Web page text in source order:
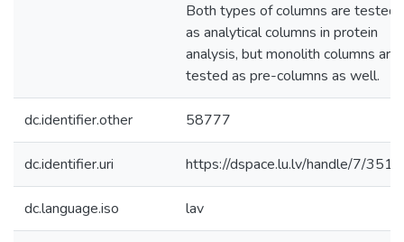
Both types of columns are tested
as analytical columns in protein
analysis, but monolith columns are
tested as pre-columns as well.
dc.identifier.other 58777
dc.identifier.uri https://dspace.lu.lv/handle/7/
dc.language.iso lav